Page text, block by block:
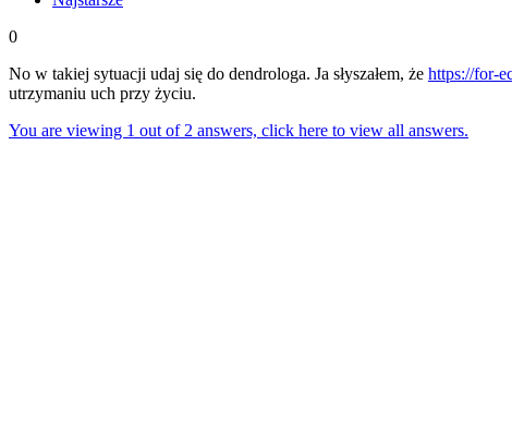
0
No w takiej sytuacji udaj się do dendrologa. Ja słyszałem, że https://for-
utrzymaniu uch przy życiu.
You are viewing 1 out of 2 answers, click here to view all answers.